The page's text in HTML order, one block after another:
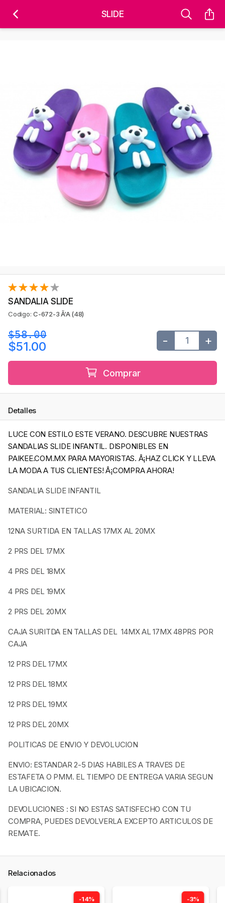
SLIDE
SANDALIA SLIDE
Codigo:C-672-3 Ã‘A (48)
$58.00
$51.00 - +
Comprar
Detalles
LUCE CON ESTILO ESTE VERANO. DESCUBRE NUESTRAS
SANDALIAS SLIDE INFANTIL. DISPONIBLES EN
PAIKEE.COM.MX PARA MAYORISTAS. Â¡HAZ CLICK Y LLEVA
LA MODA A TUS CLIENTES! Â¡COMPRA AHORA!
SANDALIA SLIDE INFANTIL
MATERIAL: SINTETICO
12NA SURTIDA EN TALLAS 17MX AL 20MX
2 PRS DEL 17MX
4 PRS DEL 18MX
4 PRS DEL 19MX
2 PRS DEL 20MX
CAJA SURITDA EN TALLAS DEL 14MX AL 17MX 48PRS POR
CAJA
12 PRS DEL 17MX
12 PRS DEL 18MX
12 PRS DEL 19MX
12 PRS DEL 20MX
POLITICAS DE ENVIO Y DEVOLUCION
ENVIO: ESTANDAR 2-5 DIAS HABILES A TRAVES DE
ESTAFETA O PMM. EL TIEMPO DE ENTREGA VARIA SEGUN
LA UBICACION.
DEVOLUCIONES : SI NO ESTAS SATISFECHO CON TU
COMPRA, PUEDES DEVOLVERLA EXCEPTO ARTICULOS DE
REMATE.
Relacionados
-14% -3%